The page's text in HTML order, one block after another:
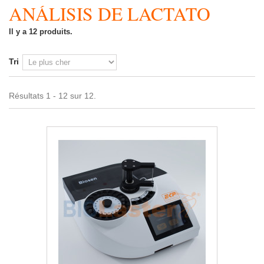
ANÁLISIS DE LACTATO
Il y a 12 produits.
Tri
Résultats 1 - 12 sur 12.